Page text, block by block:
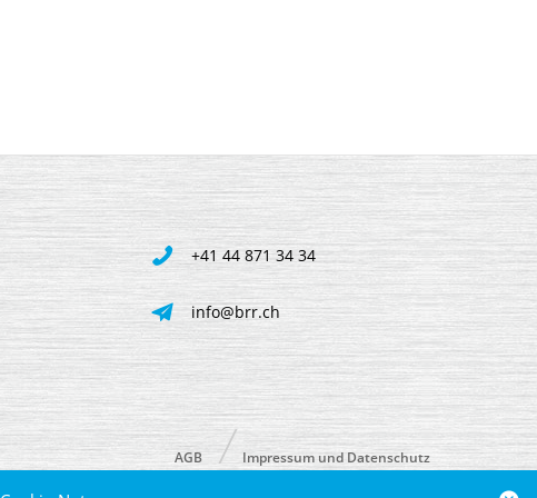
+41 44 871 34 34
info@brr.ch
AGB Impressum und Datenschutz